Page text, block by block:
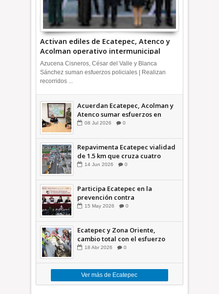
Activan ediles de Ecatepec, Atenco y
Acolman operativo intermunicipal
Azucena Cisneros, César del Valle y Blanca
Sánchez suman esfuerzos policiales | Realizan
recorridos ...
Acuerdan Ecatepec, Acolman y
Atenco sumar esfuerzos en
seguridad
08 Jul 2026 0
Repavimenta Ecatepec vialidad
de 1.5 km que cruza cuatro
comunidades +Video
14 Jun 2026 0
Participa Ecatepec en la
prevención contra
inundaciones en el Valle de
15 May 2026 0
Ecatepec y Zona Oriente,
cambio total con el esfuerzo
conjunto: Azucena; retiran 21
18 Abr 2026 0
Ver más de Ecatepec